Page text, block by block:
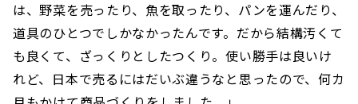
は、野菜を売ったり、魚を取ったり、パンを運んだり、
道具のひとつでしかなかったんです。だから結構汚くて
も良くて、ざっくりとしたつくり。使い勝手は良いけ
れど、日本で売るにはだいぶ違うなと思ったので、何カ